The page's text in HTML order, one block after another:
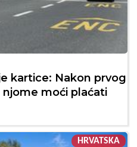
kartice: Nakon prvog
njome moći plaćati
HRVATSKA